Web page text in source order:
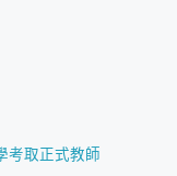
考取正式教師